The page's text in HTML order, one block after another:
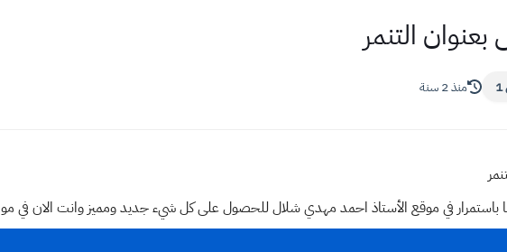
التنمر
منذ 2 سنة
باستمرار في موقع الأستاذ احمد مهدي شلال للحصول على كل شيء جديد ومميز وانت الان في